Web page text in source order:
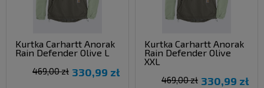
Kurtka Carhartt Anorak
Rain Defender Olive L
330,99 zł
469,00 zł
Kurtka Carhartt Anorak
Rain Defender Olive
XXL
330,99 zł
469,00 zł